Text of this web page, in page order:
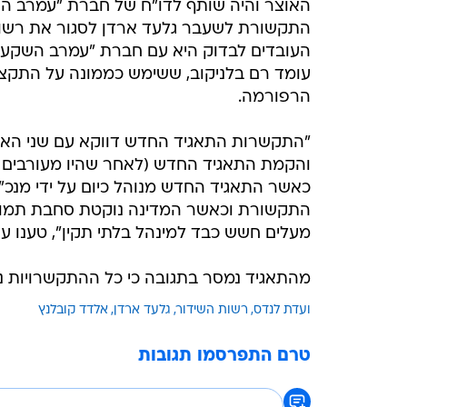
האוצר והיה שותף לדו"ח של חברת "עמרב
התקשורת לשעבר גלעד ארדן לסגור את
העובדים לבדוק היא עם חברת "עמרב
עומד רם בלניקוב, ששימש כממונה על
הרפורמה.
"התקשרות התאגיד החדש דווקא עם שני
והקמת התאגיד החדש (לאחר שהיו
כאשר התאגיד החדש מנוהל כיום על ידי
התקשורת וכאשר המדינה נוקטת סחבת
מעלים חשש כבד למינהל בלתי תקין", טענו
מהתאגיד נמסר בתגובה כי כל ההתקשרויות
ועדת לנדס רשות השידור גלעד ארדן אלדד קובלנץ
טרם התפרסמו תגובות